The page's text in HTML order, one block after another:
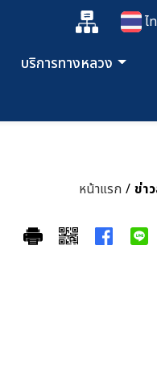
แผนผังเว็บไซต์
เ
ไ
เปิดกล่องค้นหา
บริการทางหลวง
หน้าแรก / ข่า